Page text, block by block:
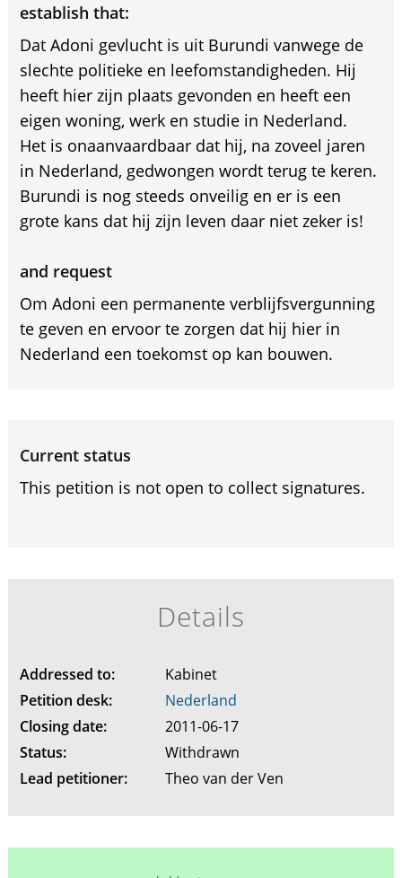
establish that:
Dat Adoni gevlucht is uit Burundi vanwege de
slechte politieke en leefomstandigheden. Hij
heeft hier zijn plaats gevonden en heeft een
eigen woning, werk en studie in Nederland.
Het is onaanvaardbaar dat hij, na zoveel jaren
in Nederland, gedwongen wordt terug te keren.
Burundi is nog steeds onveilig en er is een
grote kans dat hij zijn leven daar niet zeker is!
and request
Om Adoni een permanente verblijfsvergunning
te geven en ervoor te zorgen dat hij hier in
Nederland een toekomst op kan bouwen.
Current status
This petition is not open to collect signatures.
Details
Addressed to:
Kabinet
Petition desk:
Nederland
Closing date:
2011-06-17
Status:
Withdrawn
Lead petitioner:
Theo van der Ven